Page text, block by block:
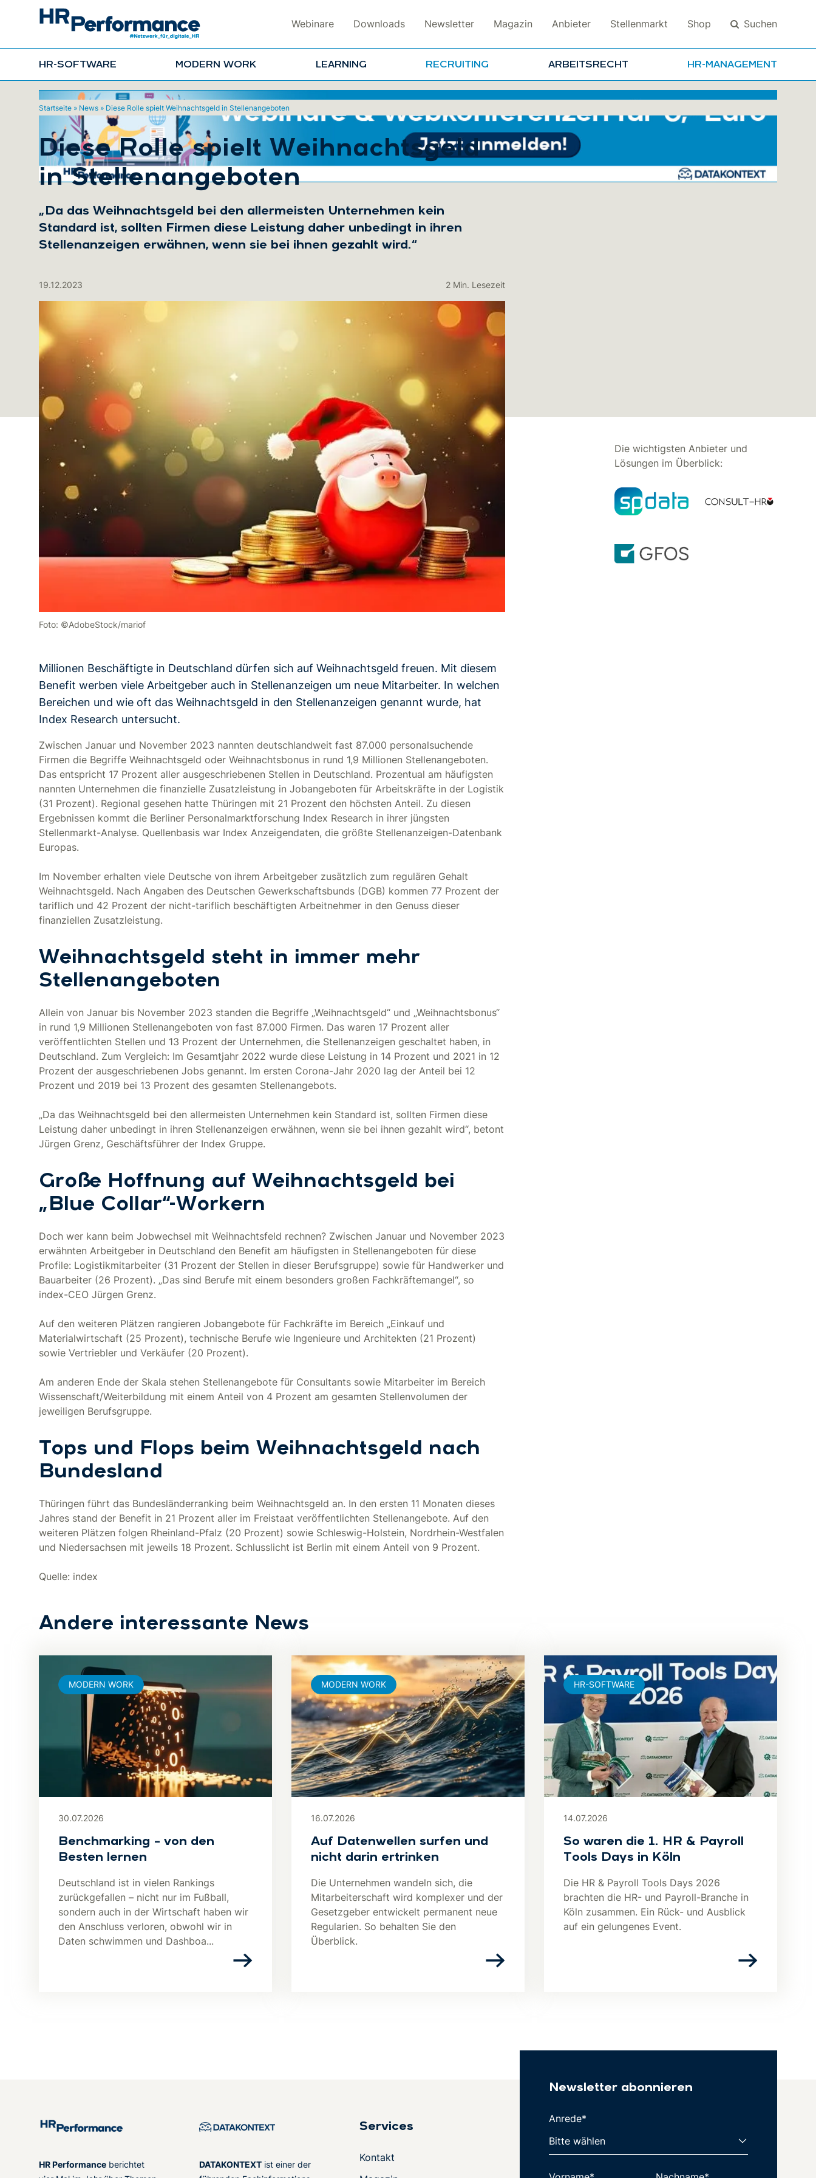
Webinare Downloads Newsletter Magazin Anbieter Stellenmarkt Shop Suchen
HR-SOFTWARE MODERN WORK LEARNING RECRUITING ARBEITSRECHT HR-MANAGEMENT
Startseite » News » Diese Rolle spielt Weihnachtsgeld in Stellenangeboten
Diese Rolle spielt Weihnachtsgeld
in Stellenangeboten
„Da das Weihnachtsgeld bei den allermeisten Unternehmen kein
Standard ist, sollten Firmen diese Leistung daher unbedingt in ihren
Stellenanzeigen erwähnen, wenn sie bei ihnen gezahlt wird.“
19.12.2023 2 Min. Lesezeit
Foto: ©AdobeStock/mariof
Millionen Beschäftigte in Deutschland dürfen sich auf Weihnachtsgeld freuen. Mit diesem
Benefit werben viele Arbeitgeber auch in Stellenanzeigen um neue Mitarbeiter. In welchen
Bereichen und wie oft das Weihnachtsgeld in den Stellenanzeigen genannt wurde, hat
Index Research untersucht.
Zwischen Januar und November 2023 nannten deutschlandweit fast 87.000 personalsuchende
Firmen die Begriffe Weihnachtsgeld oder Weihnachtsbonus in rund 1,9 Millionen Stellenangeboten.
Das entspricht 17 Prozent aller ausgeschriebenen Stellen in Deutschland. Prozentual am häufigsten
nannten Unternehmen die finanzielle Zusatzleistung in Jobangeboten für Arbeitskräfte in der Logistik
(31 Prozent). Regional gesehen hatte Thüringen mit 21 Prozent den höchsten Anteil. Zu diesen
Ergebnissen kommt die Berliner Personalmarktforschung Index Research in ihrer jüngsten
Stellenmarkt-Analyse. Quellenbasis war Index Anzeigendaten, die größte Stellenanzeigen-Datenbank
Europas.
Im November erhalten viele Deutsche von ihrem Arbeitgeber zusätzlich zum regulären Gehalt
Weihnachtsgeld. Nach Angaben des Deutschen Gewerkschaftsbunds (DGB) kommen 77 Prozent der
tariflich und 42 Prozent der nicht-tariflich beschäftigten Arbeitnehmer in den Genuss dieser
finanziellen Zusatzleistung.
Weihnachtsgeld steht in immer mehr
Stellenangeboten
Allein von Januar bis November 2023 standen die Begriffe „Weihnachtsgeld“ und „Weihnachtsbonus“
in rund 1,9 Millionen Stellenangeboten von fast 87.000 Firmen. Das waren 17 Prozent aller
veröffentlichten Stellen und 13 Prozent der Unternehmen, die Stellenanzeigen geschaltet haben, in
Deutschland. Zum Vergleich: Im Gesamtjahr 2022 wurde diese Leistung in 14 Prozent und 2021 in 12
Prozent der ausgeschriebenen Jobs genannt. Im ersten Corona-Jahr 2020 lag der Anteil bei 12
Prozent und 2019 bei 13 Prozent des gesamten Stellenangebots.
„Da das Weihnachtsgeld bei den allermeisten Unternehmen kein Standard ist, sollten Firmen diese
Leistung daher unbedingt in ihren Stellenanzeigen erwähnen, wenn sie bei ihnen gezahlt wird“, betont
Jürgen Grenz, Geschäftsführer der Index Gruppe.
Große Hoffnung auf Weihnachtsgeld bei
„Blue Collar“-Workern
Doch wer kann beim Jobwechsel mit Weihnachtsfeld rechnen? Zwischen Januar und November 2023
erwähnten Arbeitgeber in Deutschland den Benefit am häufigsten in Stellenangeboten für diese
Profile: Logistikmitarbeiter (31 Prozent der Stellen in dieser Berufsgruppe) sowie für Handwerker und
Bauarbeiter (26 Prozent). „Das sind Berufe mit einem besonders großen Fachkräftemangel“, so
index-CEO Jürgen Grenz.
Auf den weiteren Plätzen rangieren Jobangebote für Fachkräfte im Bereich „Einkauf und
Materialwirtschaft (25 Prozent), technische Berufe wie Ingenieure und Architekten (21 Prozent)
sowie Vertriebler und Verkäufer (20 Prozent).
Am anderen Ende der Skala stehen Stellenangebote für Consultants sowie Mitarbeiter im Bereich
Wissenschaft/Weiterbildung mit einem Anteil von 4 Prozent am gesamten Stellenvolumen der
jeweiligen Berufsgruppe.
Tops und Flops beim Weihnachtsgeld nach
Bundesland
Thüringen führt das Bundesländerranking beim Weihnachtsgeld an. In den ersten 11 Monaten dieses
Jahres stand der Benefit in 21 Prozent aller im Freistaat veröffentlichten Stellenangebote. Auf den
weiteren Plätzen folgen Rheinland-Pfalz (20 Prozent) sowie Schleswig-Holstein, Nordrhein-Westfalen
und Niedersachsen mit jeweils 18 Prozent. Schlusslicht ist Berlin mit einem Anteil von 9 Prozent.
Quelle: index
Die wichtigsten Anbieter und
Lösungen im Überblick:
Andere interessante News
30.07.2026
Benchmarking – von den
Besten lernen
Deutschland ist in vielen Rankings
zurückgefallen – nicht nur im Fußball,
sondern auch in der Wirtschaft haben wir
den Anschluss verloren, obwohl wir in
Daten schwimmen und Dashboa...
MODERN WORK
16.07.2026
Auf Datenwellen surfen und
nicht darin ertrinken
Die Unternehmen wandeln sich, die
Mitarbeiterschaft wird komplexer und der
Gesetzgeber entwickelt permanent neue
Regularien. So behalten Sie den
Überblick.
MODERN WORK
14.07.2026
So waren die 1. HR & Payroll
Tools Days in Köln
Die HR & Payroll Tools Days 2026
brachten die HR- und Payroll-Branche in
Köln zusammen. Ein Rück- und Ausblick
auf ein gelungenes Event.
HR-SOFTWARE
HR Performance berichtet
DATAKONTEXT ist einer der
Services
Kontakt
Newsletter abonnieren
Anrede*